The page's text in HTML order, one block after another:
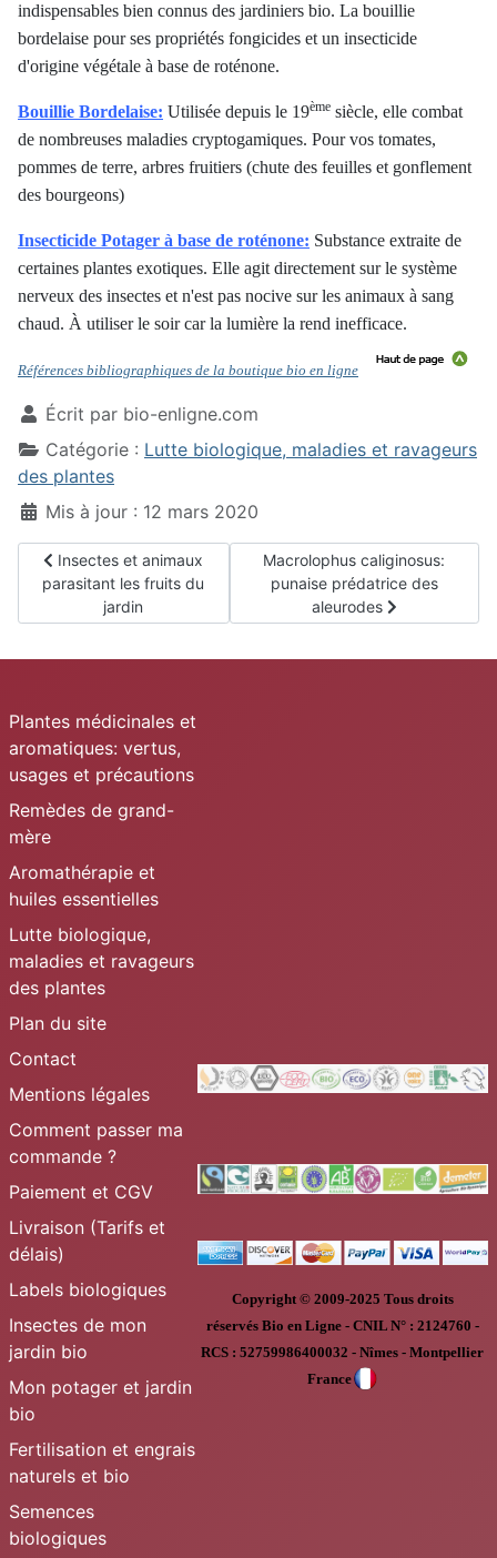
indispensables bien connus des jardiniers bio. La bouillie
bordelaise pour ses propriétés fongicides et un insecticide
d'origine végétale à base de roténone.
Bouillie Bordelaise: Utilisée depuis le 19ème siècle, elle combat
de nombreuses maladies cryptogamiques. Pour vos tomates,
pommes de terre, arbres fruitiers (chute des feuilles et gonflement
des bourgeons)
Insecticide Potager à base de roténone: Substance extraite de
certaines plantes exotiques. Elle agit directement sur le système
nerveux des insectes et n'est pas nocive sur les animaux à sang
chaud. À utiliser le soir car la lumière la rend inefficace.
Références bibliographiques de la boutique bio en ligne
Écrit par bio-enligne.com
Catégorie : Lutte biologique, maladies et ravageurs
des plantes
Mis à jour : 12 mars 2020
Article précédent : Insectes et animaux parasitant les fruits du
Insectes et animaux
parasitant les fruits du
jardin
Article suivant : Macrolophus
Macrolophus caliginosus:
punaise prédatrice des
aleurodes
Plantes médicinales et
aromatiques: vertus,
usages et précautions
Remèdes de grand-
mère
Aromathérapie et
huiles essentielles
Lutte biologique,
maladies et ravageurs
des plantes
Plan du site
Contact
Mentions légales
Comment passer ma
commande ?
Paiement et CGV
Livraison (Tarifs et
délais)
Labels biologiques
Insectes de mon
jardin bio
Mon potager et jardin
bio
Fertilisation et engrais
naturels et bio
Semences
biologiques
Copyright © 2009-2025 Tous droits
réservésBio en Ligne - CNIL N° : 2124760 -
RCS : 52759986400032 - Nîmes - Montpellier
France